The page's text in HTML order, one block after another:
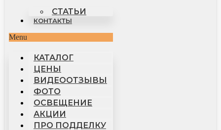
СТАТЬИ
КОНТАКТЫ
Menu
КАТАЛОГ
ЦЕНЫ
ВИДЕООТЗЫВЫ
ФОТО
ОСВЕЩЕНИЕ
АКЦИИ
ПРО ПОДДЕЛКУ